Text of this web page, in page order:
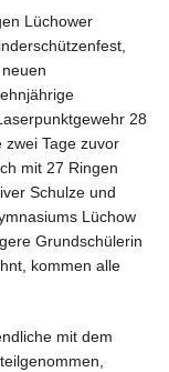
Lüchower
28
zwei Tage zuvor
mit 27 Ringen
Schulze und
Lüchow
Grundschülerin
kommen alle
mit dem